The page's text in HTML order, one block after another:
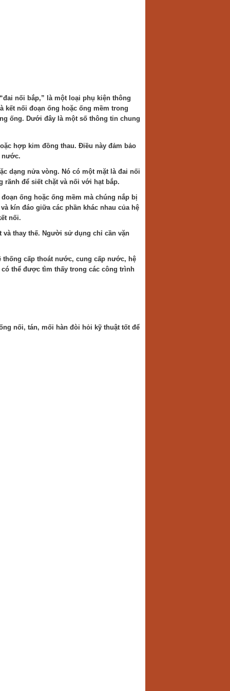
nối bắp,” là một loại phụ kiện thông
nối đoạn ống hoặc ống mềm trong
ống. Dưới đây là một số thông tin chung
hợp kim đồng thau. Điều này đảm bảo
nước.
dạng nửa vòng. Nó có một mặt là đai nối
để siết chặt và nối với hạt bắp.
ống hoặc ống mềm mà chúng nắp bị
kín đáo giữa các phần khác nhau của hệ
nối.
và thay thế. Người sử dụng chỉ cần vặn
cấp thoát nước, cung cấp nước, hệ
thể được tìm thấy trong các công trình
nối, tán, mối hàn đòi hỏi kỹ thuật tốt để